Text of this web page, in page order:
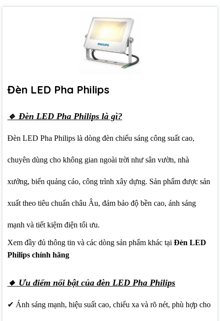
Đèn LED Pha Philips
🔹 Đèn LED Pha Philips là gì?
Đèn LED Pha Philips là dòng đèn chiếu sáng công suất cao,
chuyên dùng cho không gian ngoài trời như sân vườn, nhà
xưởng, biển quảng cáo, công trình xây dựng. Sản phẩm được sản
xuất theo tiêu chuẩn châu Âu, đảm bảo độ bền cao, ánh sáng
mạnh và tiết kiệm điện tối ưu.
Xem đầy đủ thông tin và các dòng sản phẩm khác tại Đèn LED
Philips chính hãng
🔸 Ưu điểm nổi bật của đèn LED Pha Philips
✔ Ánh sáng mạnh, hiệu suất cao, chiếu xa và rõ nét, phù hợp cho